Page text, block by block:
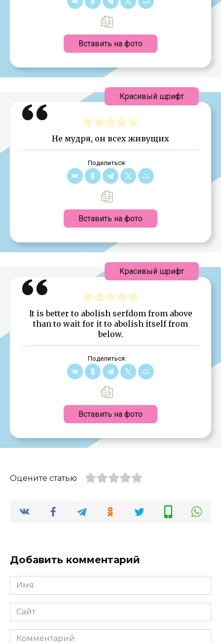
Вставить на фото
Не мудря, он всех живущих
Поделиться:
Вставить на фото
Красивый шрифт
It is better to abolish serfdom from above
than to wait for it to abolish itself from
below.
Поделиться:
Вставить на фото
Красивый шрифт
Оцените статью
Добавить комментарий
Имя
*
Сайт
Комментарий